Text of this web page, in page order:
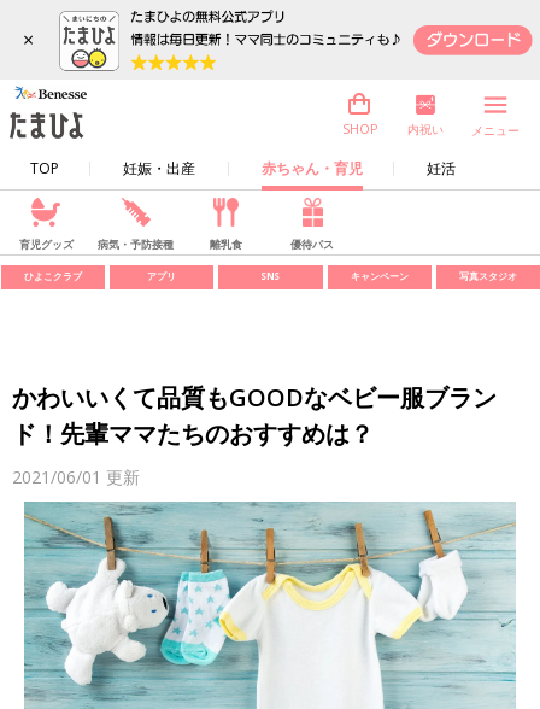
×
TOP 妊娠・出産 赤ちゃん・育児 妊活
SHOP 内祝い メニュー
育児グッズ 病気・予防接種 離乳食 優待パス
ひよこクラブ アプリ SNS キャンペーン 写真スタジオ
かわいいくて品質もGOODなベビー服ブラン
ド！先輩ママたちのおすすめは？
2021/06/01 更新